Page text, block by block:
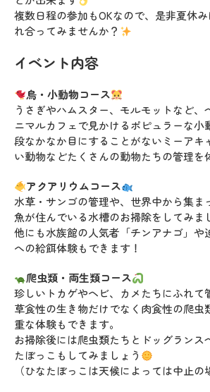
複数日程の参加もOKなので、是非夏休
れ合ってみませんか？
イベント内容
鳥・小動物コース
うさぎやハムスター、モルモットなど、
ニマルカフェで見かけるポピュラーな小
段なかなか目にすることがないミーアキ
い動物などたくさんの動物たちの管理を
アクアリウムコース
水草・サンゴの管理や、世界中から集ま
魚が住んでいる水槽のお掃除をしてみま
他にも水族館の人気者「チンアナゴ」や
への給餌体験もできます！
爬虫類・両生類コース
珍しいトカゲやヘビ、カメたちにふれて
草食性の生き物だけでなく肉食性の爬虫
重な体験もできます。
お掃除後には爬虫類たちとドッグランス
たぼっこもしてみましょう
（ひなたぼっこは天候によっては中止の